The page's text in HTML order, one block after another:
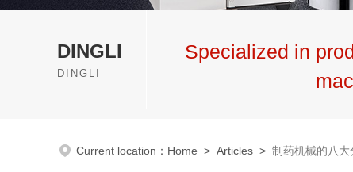
DINGLI
DINGLI
Specialized in
Current location： Home > Articles > 制药机械的八大